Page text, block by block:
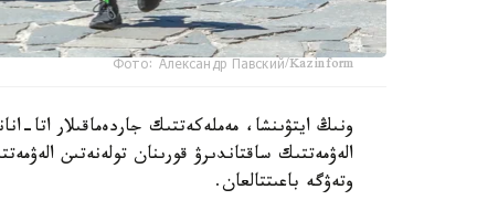
Фото: Александр Павский/Kazinform
ونىڭ ايتۋىنشا، مەملەكەتتىك جاردەماقىلار اتا-
الەۋمەتتىك ساقتاندىرۋ قورىنان تولەنەتىن
وتەۋگە باعىتتالعان.